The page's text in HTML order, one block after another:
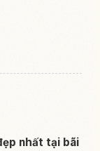
nhất tại bãi